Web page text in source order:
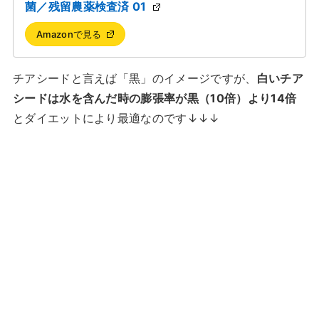
菌／残留農薬検査済 01
Amazonで見る
チアシードと言えば「黒」のイメージですが、 白いチア
シードは水を含んだ時の膨張率が黒（10倍）より14倍
とダイエットにより最適なのです↓↓↓